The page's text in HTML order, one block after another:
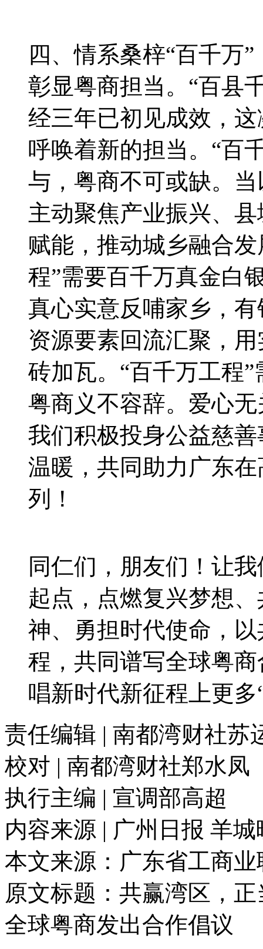
四、情系桑梓“百千万
彰显粤商担当。“百县
经三年已初见成效，
呼唤着新的担当。“百
与，粤商不可或缺。
主动聚焦产业振兴、
赋能，推动城乡融合
程”需要百千万真金白
真心实意反哺家乡，
资源要素回流汇聚，
砖加瓦。“百千万工程
粤商义不容辞。爱心
我们积极投身公益慈
温暖，共同助力广东
列！
同仁们，朋友们！让
起点，点燃复兴梦想
神、勇担时代使命，
程，共同谱写全球粤
唱新时代新征程上更多
责任编辑 | 南都湾财社苏
校对 | 南都湾财社郑水凤
执行主编 | 宣调部高超
内容来源 | 广州日报 羊城
本文来源：广东省工商业
原文标题： 共赢湾区，
全球粤商发出合作倡议